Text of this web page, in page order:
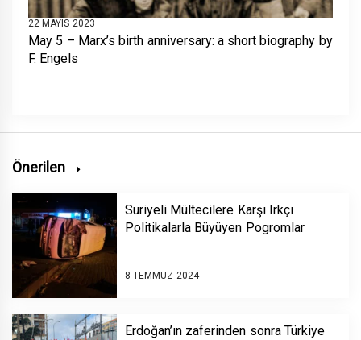
22 MAYIS 2023
May 5 – Marx’s birth anniversary: a short biography by
F. Engels
Önerilen
Suriyeli Mültecilere Karşı Irkçı
Politikalarla Büyüyen Pogromlar
8 TEMMUZ 2024
Erdoğan’ın zaferinden sonra Türkiye